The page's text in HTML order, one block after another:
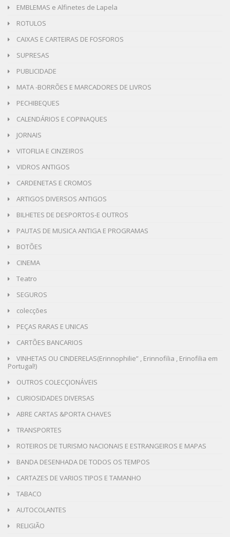
EMBLEMAS e Alfinetes de Lapela
ROTULOS
CAIXAS E CARTEIRAS DE FOSFOROS
SUPRESAS
PUBLICIDADE
MATA -BORRÕES E MARCADORES DE LIVROS
PECHIBEQUES
CALENDÁRIOS E COPINAQUES
JORNAIS
VITOFILIA E CINZEIROS
VIDROS ANTIGOS
CARDENETAS E CROMOS
ARTIGOS DIVERSOS ANTIGOS
BILHETES DE DESPORTOS-E OUTROS
PAUTAS DE MUSICA ANTIGA E PROGRAMAS
BOTÕES
CINEMA
Teatro
SEGUROS
colecções
PEÇAS RARAS E UNICAS
CARTÕES BANCARIOS
VINHETAS OU CINDERELAS(Erinnophilie” , Erinnofilia , Erinofilia em
Portugal!)
OUTROS COLECÇIONÁVEIS
CURIOSIDADES DIVERSAS
ABRE CARTAS &PORTA CHAVES
TRANSPORTES
ROTEIROS DE TURISMO NACIONAIS E ESTRANGEIROS E MAPAS
BANDA DESENHADA DE TODOS OS TEMPOS
CARTAZES DE VARIOS TIPOS E TAMANHO
TABACO
AUTOCOLANTES
RELIGIÃO